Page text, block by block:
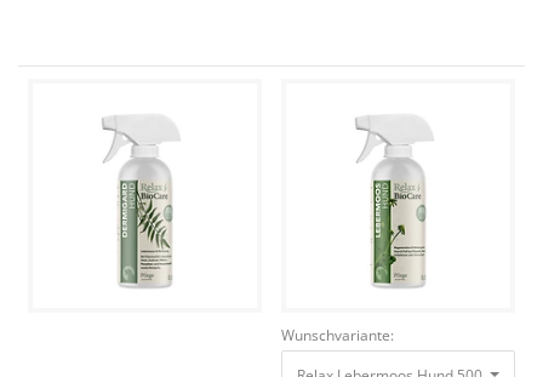
Wunschvariante: